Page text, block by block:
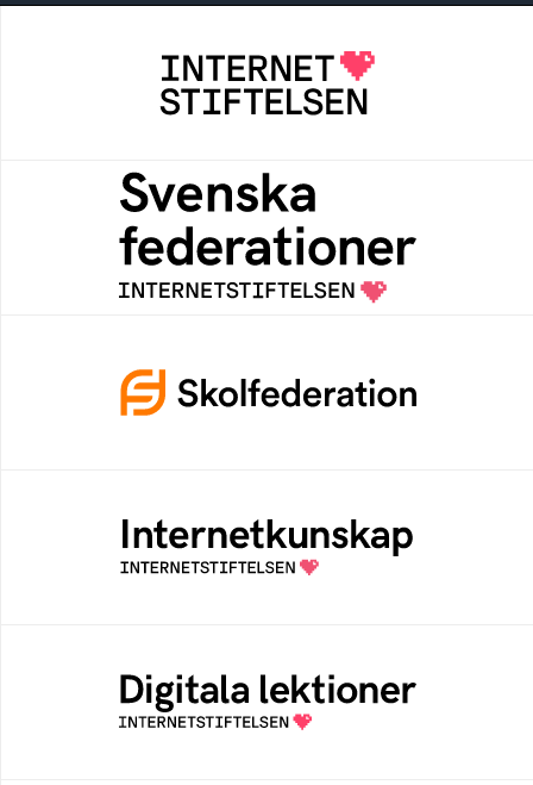
Internetstiftelsen verkar för ett internet som
bidrar positivt till människan och samhället
Svenska federationer
Grunden för medlemskap i en sektors- eller
kontextspecifik federation
Ett medlemskap i Skolfederation förbättrar
inloggning och låter elever och lärare
Samlad kunskap som hjälper dig att bli en
säker och medveten internetanvändare
Öppen digital lärresurs med färdiga lektioner
för alla stadier i grundskolan